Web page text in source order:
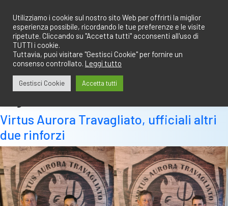
contenuto
Virtus Aurora Travagliato, ufficiali altri
due rinforzi
Utilizziamo i cookie sul nostro sito Web per offrirti la miglior
esperienza possibile, ricordando le tue preferenze e le visite
ripetute. Cliccando su "Accetta tutti" acconsenti all'uso di
TUTTI i cookie.
Tuttavia, puoi visitare "Gestisci Cookie" per fornire un
consenso controllato. Leggi tutto
Gestisci Cookie Accetta tutti